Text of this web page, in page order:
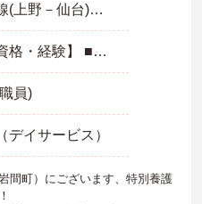
ＪＲ常磐線(上野－仙台)「岩間駅」バス・車5分
【求める資格・経験】 ■資格不問 ※介護職員初任者研修（ヘルパー2級）以上あれば尚可 ※普通自動車運転免許（ＡＴ可）
員)
デイサービス）
間町）にございます、特別養護